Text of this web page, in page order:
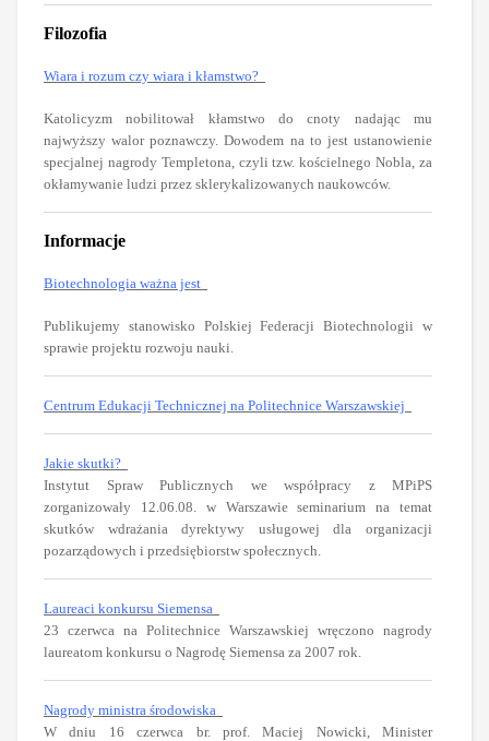
Filozofia
Wiara i rozum czy wiara i kłamstwo?
Katolicyzm nobilitował kłamstwo do cnoty nadając mu
najwyższy walor poznawczy. Dowodem na to jest ustanowienie
specjalnej nagrody Templetona, czyli tzw. kościelnego Nobla, za
okłamywanie ludzi przez sklerykalizowanych naukowców.
Informacje
Biotechnologia ważna jest
Publikujemy stanowisko Polskiej Federacji Biotechnologii w
sprawie projektu rozwoju nauki.
Centrum Edukacji Technicznej na Politechnice Warszawskiej
Jakie skutki?
Instytut Spraw Publicznych we współpracy z MPiPS
zorganizowały 12.06.08. w Warszawie seminarium na temat
skutków wdrażania dyrektywy usługowej dla organizacji
pozarządowych i przedsiębiorstw społecznych.
Laureaci konkursu Siemensa
23 czerwca na Politechnice Warszawskiej wręczono nagrody
laureatom konkursu o Nagrodę Siemensa za 2007 rok.
Nagrody ministra środowiska
W dniu 16 czerwca br. prof. Maciej Nowicki, Minister